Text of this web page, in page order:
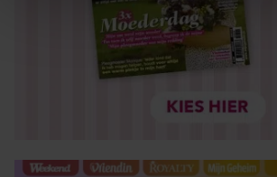
We gebruiken cookies om content en
personaliseren, om functies voor social
en om ons websiteverkeer te
informatie over uw gebruik van onze site
partners voor social media, adverteren
verzameld op basis van uw gebruik van